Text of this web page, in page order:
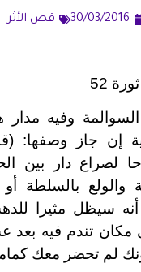
30/03/2016 قص الأثر
52
وفيه مدار
إن جاز وصفها:
لصراع دار بين
والولع بالسلطة
سيظل مثيرا
تندم فيه بعد
لم تحضر معك